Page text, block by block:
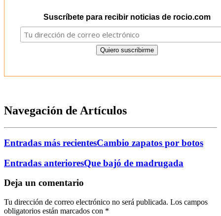
Suscríbete para recibir noticias de rocio.com
Navegación de Artículos
Entradas más recientesCambio zapatos por botos
Entradas anterioresQue bajó de madrugada
Deja un comentario
Tu dirección de correo electrónico no será publicada. Los campos
obligatorios están marcados con *